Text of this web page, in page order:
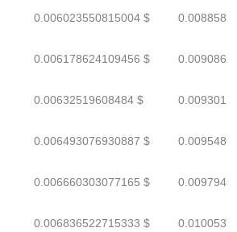
0.006023550815004 $
0.006178624109456 $
0.00632519608484 $
0.006493076930887 $
0.006660303077165 $
0.006836522715333 $